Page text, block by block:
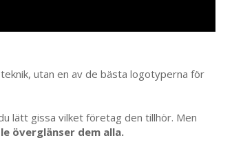
utan en av de bästa logotyperna för
lätt gissa vilket företag den tillhör. Men
överglänser dem alla.